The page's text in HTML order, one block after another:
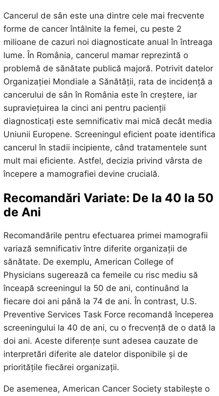
Cancerul de sân este una dintre cele mai frecvente
forme de cancer întâlnite la femei, cu peste 2
milioane de cazuri noi diagnosticate anual în întreaga
lume. În România, cancerul mamar reprezintă o
problemă de sănătate publică majoră. Potrivit datelor
Organizației Mondiale a Sănătății, rata de incidență a
cancerului de sân în România este în creștere, iar
supraviețuirea la cinci ani pentru pacienții
diagnosticați este semnificativ mai mică decât media
Uniunii Europene. Screeningul eficient poate identifica
cancerul în stadii incipiente, când tratamentele sunt
mult mai eficiente. Astfel, decizia privind vârsta de
începere a mamografiei devine crucială.
Recomandări Variate: De la 40 la 50
de Ani
Recomandările pentru efectuarea primei mamografii
variază semnificativ între diferite organizații de
sănătate. De exemplu, American College of
Physicians sugerează ca femeile cu risc mediu să
înceapă screeningul la 50 de ani, continuând la
fiecare doi ani până la 74 de ani. În contrast, U.S.
Preventive Services Task Force recomandă începerea
screeningului la 40 de ani, cu o frecvență de o dată la
doi ani. Aceste diferențe sunt adesea cauzate de
interpretări diferite ale datelor disponibile și de
prioritățile fiecărei organizații.
De asemenea, American Cancer Society stabilește o